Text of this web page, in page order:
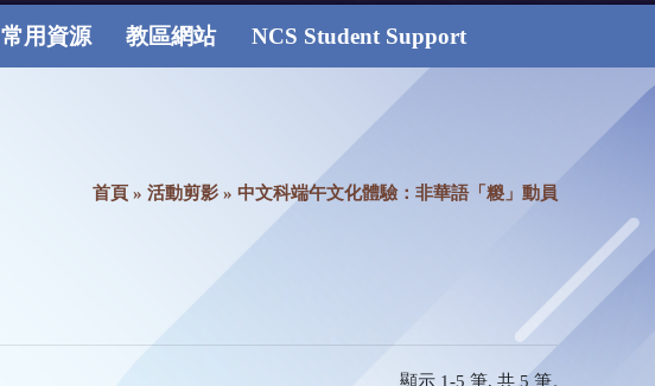
常用資源 教區網站 NCS Student Support
首頁» 活動剪影» 中文科端午文化體驗：非華語「糉」動員
顯示 1-5 筆, 共 5 筆。